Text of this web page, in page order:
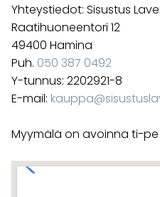
Yhteystiedot: Sisustus
Raatihuoneentori 12
49400 Hamina
Puh. 050 387 0492
Y-tunnus: 2202921-8
E-mail:
Myymälä on avoinna ti-pe